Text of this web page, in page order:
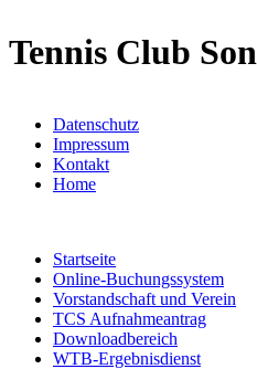
Tennis Club
Datenschutz
Impressum
Kontakt
Home
Startseite
Online-Buchungssystem
Vorstandschaft und Verein
TCS Aufnahmeantrag
Downloadbereich
WTB-Ergebnisdienst